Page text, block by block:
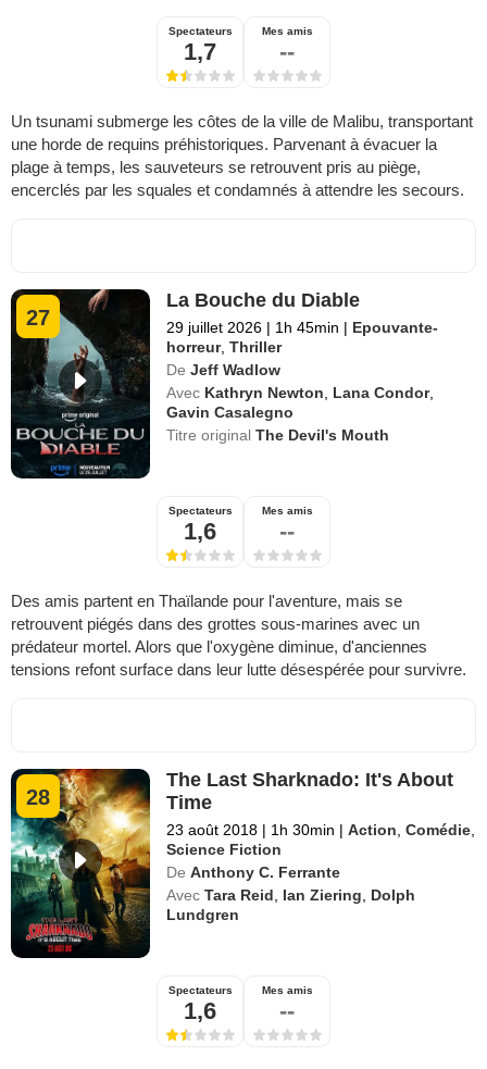
Spectateurs
1,7
Mes amis
--
Un tsunami submerge les côtes de la ville de Malibu, transportant
une horde de requins préhistoriques. Parvenant à évacuer la
plage à temps, les sauveteurs se retrouvent pris au piège,
encerclés par les squales et condamnés à attendre les secours.
27
La Bouche du Diable
29 juillet 2026 | 1h 45min | Epouvante-
horreur,Thriller
De Jeff Wadlow
Avec Kathryn Newton Lana Condor,
Gavin Casalegno
Titre originalThe Devil's Mouth
Spectateurs
1,6
Mes amis
--
Des amis partent en Thaïlande pour l'aventure, mais se
retrouvent piégés dans des grottes sous-marines avec un
prédateur mortel. Alors que l'oxygène diminue, d'anciennes
tensions refont surface dans leur lutte désespérée pour survivre.
28
The Last Sharknado: It's About
Time
23 août 2018 | 1h 30min | Action ,Comédie
Science Fiction
De Anthony C. Ferrante
Avec Tara Reid Ian Ziering
Dolph
Lundgren
Spectateurs
1,6
Mes amis
--